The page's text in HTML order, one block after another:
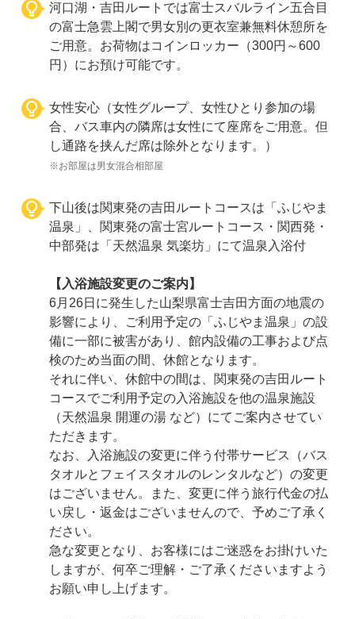
河口湖・吉田ルートでは富士スバルライン五合目
の富士急雲上閣で男女別の更衣室兼無料休憩所を
ご用意。お荷物はコインロッカー（300円～600
円）にお預け可能です。
女性安心（女性グループ、女性ひとり参加の場
合、バス車内の隣席は女性にて座席をご用意。但
し通路を挟んだ席は除外となります。）
※お部屋は男女混合相部屋
下山後は関東発の吉田ルートコースは「ふじやま
温泉」、関東発の富士宮ルートコース・関西発・
中部発は「天然温泉 気楽坊」にて温泉入浴付
【入浴施設変更のご案内】
6月26日に発生した山梨県富士吉田方面の地震の
影響により、ご利用予定の「ふじやま温泉」の設
備に一部に被害があり、館内設備の工事および点
検のため当面の間、休館となります。
それに伴い、休館中の間は、関東発の吉田ルート
コースでご利用予定の入浴施設を他の温泉施設
（天然温泉 開運の湯 など）にてご案内させてい
ただきます。
なお、入浴施設の変更に伴う付帯サービス（バス
タオルとフェイスタオルのレンタルなど）の変更
はございません。また、変更に伴う旅行代金の払
い戻し・返金はございませんので、予めご了承く
ださい。
急な変更となり、お客様にはご迷惑をお掛けいた
しますが、何卒ご理解・ご了承くださいますよう
お願い申し上げます。